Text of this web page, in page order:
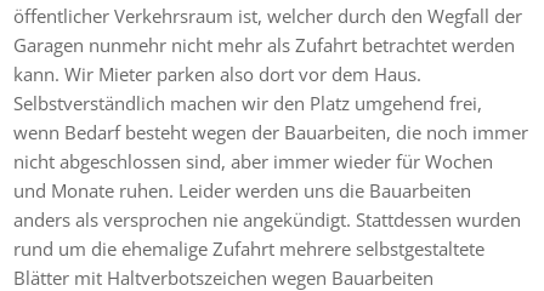
öffentlicher Verkehrsraum ist, welcher durch den Wegfall der
Garagen nunmehr nicht mehr als Zufahrt betrachtet werden
kann. Wir Mieter parken also dort vor dem Haus.
Selbstverständlich machen wir den Platz umgehend frei,
wenn Bedarf besteht wegen der Bauarbeiten, die noch immer
nicht abgeschlossen sind, aber immer wieder für Wochen
und Monate ruhen. Leider werden uns die Bauarbeiten
anders als versprochen nie angekündigt. Stattdessen wurden
rund um die ehemalige Zufahrt mehrere selbstgestaltete
Blätter mit Haltverbotszeichen wegen Bauarbeiten